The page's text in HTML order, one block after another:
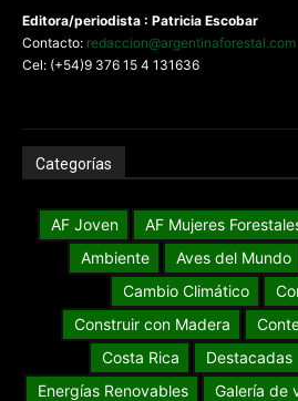
Editora/periodista : Patricia Escobar
Contacto: redaccion@argentinaforestal.com
Cel: (+54)9 376 15 4 131636
Categorías
AF Joven AF Mujeres
Ambiente
Aves del Mundo
Cambio Climático
Construir con Madera
Costa Rica
Destacadas
Energías Renovables
Galería de